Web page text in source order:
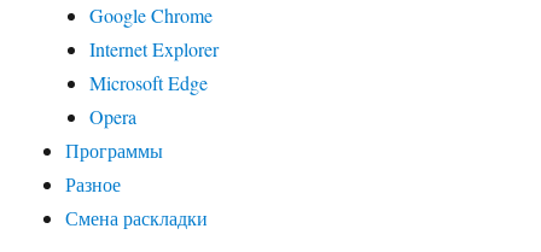
Google Chrome
Internet Explorer
Microsoft Edge
Opera
Программы
Разное
Смена раскладки